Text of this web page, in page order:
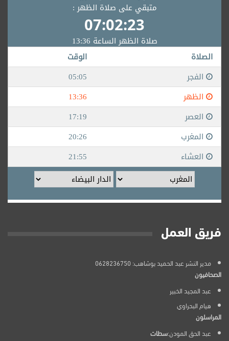
فريق العمل
مدير النشر عبد الحميد بوشاهب: 0628236750
الصحافيون
عبد المجيد الخبير
هيام البحراوي
المراسلون
عبد الحق المودن:سطات